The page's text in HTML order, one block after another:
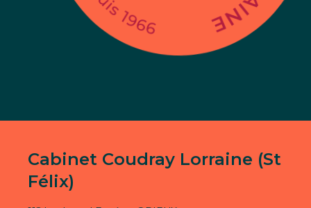
Cabinet Coudray Lorraine (St
Félix)